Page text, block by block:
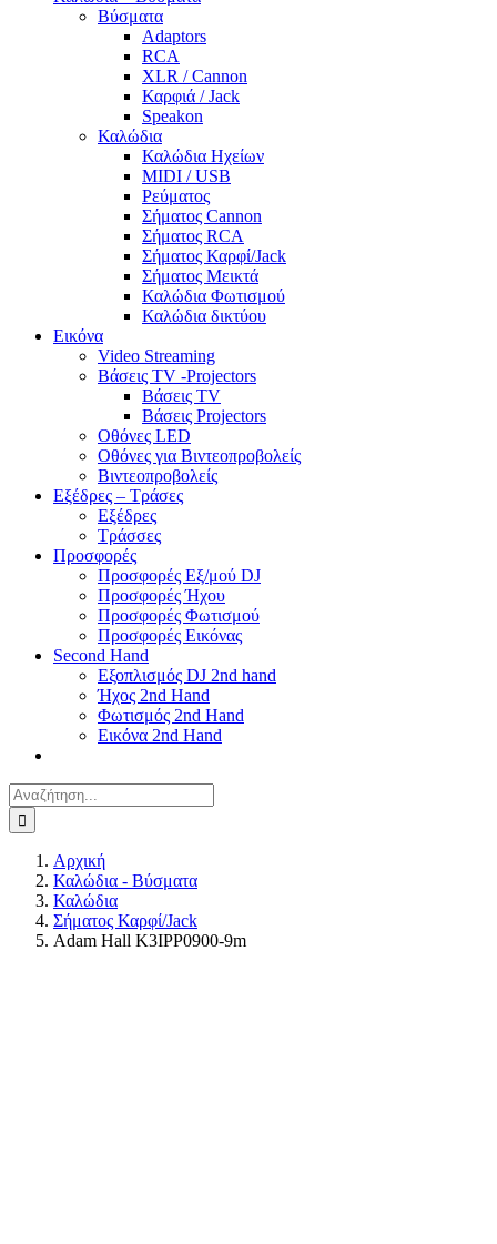
Βύσματα
Adaptors
RCA
XLR / Cannon
Καρφιά / Jack
Speakon
Καλώδια
Καλώδια Ηχείων
MIDI / USB
Ρεύματος
Σήματος Cannon
Σήματος RCA
Σήματος Καρφί/Jack
Σήματος Μεικτά
Καλώδια Φωτισμού
Καλώδια δικτύου
Εικόνα
Video Streaming
Βάσεις TV -Projectors
Βάσεις TV
Βάσεις Projectors
Οθόνες LED
Οθόνες για Βιντεοπροβολείς
Βιντεοπροβολείς
Εξέδρες – Τράσες
Εξέδρες
Τράσσες
Προσφορές
Προσφορές Εξ/μού DJ
Προσφορές Ήχου
Προσφορές Φωτισμού
Προσφορές Εικόνας
Second Hand
Εξοπλισμός DJ 2nd hand
Ήχος 2nd Hand
Φωτισμός 2nd Hand
Εικόνα 2nd Hand
Αναζήτηση
για:
Αρχική
Καλώδια - Βύσματα
Καλώδια
Σήματος Καρφί/Jack
Adam Hall K3IPP0900-9m